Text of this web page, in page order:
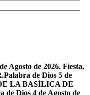
Agosto de 2026. Fiesta,
Palabra de Dios 5 de
LA BASÍLICA DE
de Dios 4 de Agosto de